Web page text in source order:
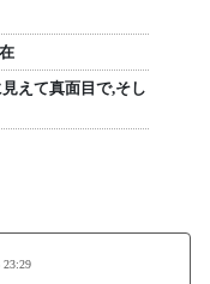
えて真面目で,そし
23:29